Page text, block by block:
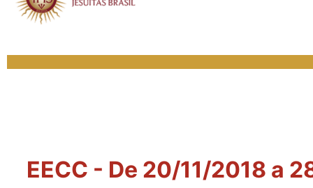
EECC - De 20/11/2018 a